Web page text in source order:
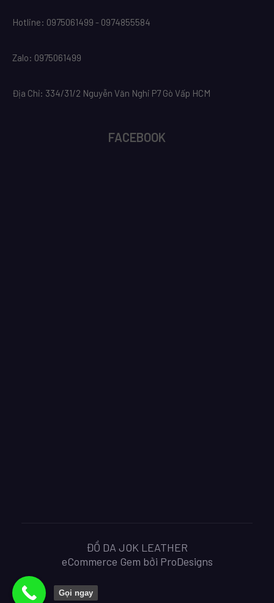
Hotline: 0975061499 - 0974855584
Zalo: 0975061499
Địa Chỉ: 334/31/2 Nguyễn Văn Nghi P7 Gò Vấp HCM
FACEBOOK
ĐỒ DA JOK LEATHER
eCommerce Gem bởi ProDesigns
Gọi ngay